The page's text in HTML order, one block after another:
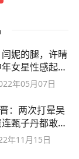
妮的腿，许晴
女星性感起来
年05月07日
：两次打晕吴
甄子丹都敢
年11月15日